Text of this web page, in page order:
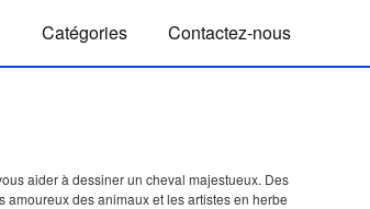
Catégories Contactez-nous
aider à dessiner un cheval majestueux. Des
des animaux et les artistes en herbe